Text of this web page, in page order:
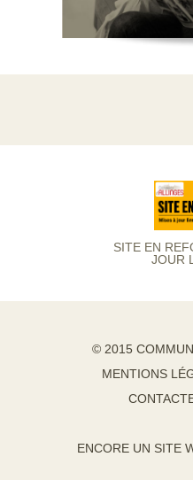
SITE EN
JOUR
© 2015
MENTIONS
ENCORE UN SITE